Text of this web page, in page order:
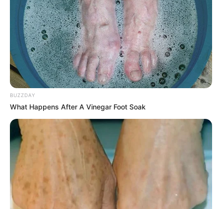
UNIRSE AL CANAL DE WHATSAPP
La escalada de inseguridad en Bogotá ha alcanzado
niveles alarmantes, y el miércoles 21 de febrero,un acto
sicarial estremeció a los ciudadanos en el reconocido
parque de la 93. En un hecho que dejó consternada a la
comunidad,Hernán Roberto Franco Charry, hermano del
exdirector de la DIAN Óscar Franco Charry, fue la
víctima fatalde un ataque a sangre fría.
Según testigos presenciales, Hernán Charry se dirigía a su
oficina cuando fue abordado por dos individuos de
manera repentina y sin mediar palabra. En cuestión de
segundos, los agresores desencadenaron una ráfaga de
disparos a corta distancia, dejando al empresario
gravemente herido
Le puede interesar:
Temor en popular barrio de Bogotá:
BUZZDAY
What Happens After A Vinegar Foot Soak